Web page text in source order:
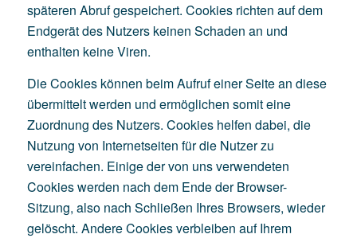
späteren Abruf gespeichert. Cookies richten auf dem
Endgerät des Nutzers keinen Schaden an und
enthalten keine Viren.
Die Cookies können beim Aufruf einer Seite an diese
übermittelt werden und ermöglichen somit eine
Zuordnung des Nutzers. Cookies helfen dabei, die
Nutzung von Internetseiten für die Nutzer zu
vereinfachen. Einige der von uns verwendeten
Cookies werden nach dem Ende der Browser-
Sitzung, also nach Schließen Ihres Browsers, wieder
gelöscht. Andere Cookies verbleiben auf Ihrem